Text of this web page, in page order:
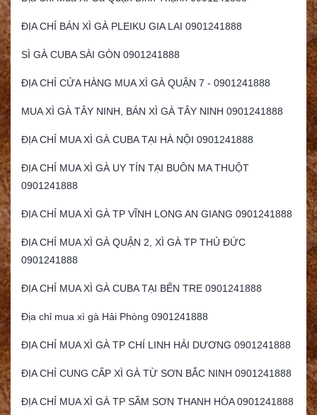
ĐỊA CHỈ BÁN XÌ GÀ PLEIKU GIA LAI 0901241888
SÌ GÀ CUBA SÀI GÒN 0901241888
ĐỊA CHỈ CỬA HÀNG MUA XÌ GÀ QUẬN 7 - 0901241888
MUA XÌ GÀ TÂY NINH, BÁN XÌ GÀ TÂY NINH 0901241888
ĐỊA CHỈ MUA XÌ GÀ CUBA TẠI HÀ NỘI 0901241888
ĐỊA CHỈ MUA XÌ GÀ UY TÍN TẠI BUÔN MA THUỘT
0901241888
ĐỊA CHỈ MUA XÌ GÀ TP VĨNH LONG AN GIANG 0901241888
ĐỊA CHỈ MUA XÌ GÀ QUẬN 2, XÌ GÀ TP THỦ ĐỨC
0901241888
ĐỊA CHỈ MUA XÌ GÀ CUBA TẠI BẾN TRE 0901241888
Địa chỉ mua xì gà Hải Phòng 0901241888
ĐỊA CHỈ MUA XÌ GÀ TP CHÍ LINH HẢI DƯƠNG 0901241888
ĐỊA CHỈ CUNG CẤP XÌ GÀ TỪ SƠN BẮC NINH 0901241888
ĐỊA CHỈ MUA XÌ GÀ TP SẦM SƠN THANH HÓA 0901241888